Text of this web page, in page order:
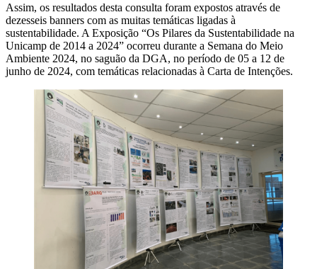
Assim, os resultados desta consulta foram expostos através de
dezesseis banners com as muitas temáticas ligadas à
sustentabilidade. A Exposição “Os Pilares da Sustentabilidade na
Unicamp de 2014 a 2024” ocorreu durante a Semana do Meio
Ambiente 2024, no saguão da DGA, no período de 05 a 12 de
junho de 2024, com temáticas relacionadas à Carta de Intenções.